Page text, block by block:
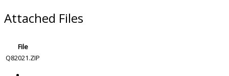
Attached Files
File
Q82021.ZIP